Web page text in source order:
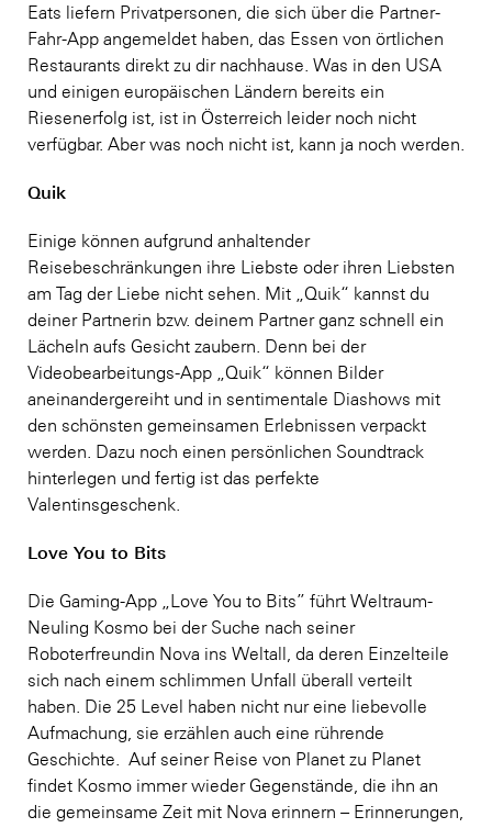
Eats liefern Privatpersonen, die sich über die Partner-
Fahr-App angemeldet haben, das Essen von örtlichen
Restaurants direkt zu dir nachhause. Was in den USA
und einigen europäischen Ländern bereits ein
Riesenerfolg ist, ist in Österreich leider noch nicht
verfügbar. Aber was noch nicht ist, kann ja noch werden.
Quik
Einige können aufgrund anhaltender
Reisebeschränkungen ihre Liebste oder ihren Liebsten
am Tag der Liebe nicht sehen. Mit „Quik“ kannst du
deiner Partnerin bzw. deinem Partner ganz schnell ein
Lächeln aufs Gesicht zaubern. Denn bei der
Videobearbeitungs-App „Quik“ können Bilder
aneinandergereiht und in sentimentale Diashows mit
den schönsten gemeinsamen Erlebnissen verpackt
werden. Dazu noch einen persönlichen Soundtrack
hinterlegen und fertig ist das perfekte
Valentinsgeschenk.
Love You to Bits
Die Gaming-App „Love You to Bits” führt Weltraum-
Neuling Kosmo bei der Suche nach seiner
Roboterfreundin Nova ins Weltall, da deren Einzelteile
sich nach einem schlimmen Unfall überall verteilt
haben. Die 25 Level haben nicht nur eine liebevolle
Aufmachung, sie erzählen auch eine rührende
Geschichte. Auf seiner Reise von Planet zu Planet
findet Kosmo immer wieder Gegenstände, die ihn an
die gemeinsame Zeit mit Nova erinnern – Erinnerungen,